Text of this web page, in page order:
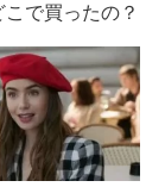
で買ったの？